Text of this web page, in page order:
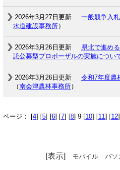
2026年3月27日更新 一般競争入
水道建設事務所）
2026年3月26日更新
県北で進め
託公募型プロポーザルの実施につい
2026年3月26日更新
令和7年度農
（南会津農林事務所）
ページ： [4] [5] [6] [7] [8] 9 [10] [11] [12
[表示] モバイル パソ